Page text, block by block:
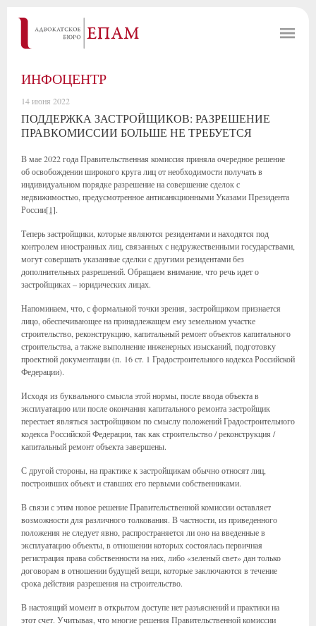
ИНФОЦЕНТР
14 июня 2022
ПОДДЕРЖКА ЗАСТРОЙЩИКОВ: РАЗРЕШЕНИЕ
ПРАВКОМИССИИ БОЛЬШЕ НЕ ТРЕБУЕТСЯ
В мае 2022 года Правительственная комиссия приняла очередное решение
об освобождении широкого круга лиц от необходимости получать в
индивидуальном порядке разрешение на совершение сделок с
недвижимостью, предусмотренное антисанкционными Указами Президента
России[1].
Теперь застройщики, которые являются резидентами и находятся под
контролем иностранных лиц, связанных с недружественными государствами,
могут совершать указанные сделки с другими резидентами без
дополнительных разрешений. Обращаем внимание, что речь идет о
застройщиках – юридических лицах.
Напоминаем, что, с формальной точки зрения, застройщиком признается
лицо, обеспечивающее на принадлежащем ему земельном участке
строительство, реконструкцию, капитальный ремонт объектов капитального
строительства, а также выполнение инженерных изысканий, подготовку
проектной документации (п. 16 ст. 1 Градостроительного кодекса Российской
Федерации).
Исходя из буквального смысла этой нормы, после ввода объекта в
эксплуатацию или после окончания капитального ремонта застройщик
перестает являться застройщиком по смыслу положений Градостроительного
кодекса Российской Федерации, так как строительство / реконструкция /
капитальный ремонт объекта завершены.
С другой стороны, на практике к застройщикам обычно относят лиц,
построивших объект и ставших его первыми собственниками.
В связи с этим новое решение Правительственной комиссии оставляет
возможности для различного толкования. В частности, из приведенного
положения не следует явно, распространяется ли оно на введенные в
эксплуатацию объекты, в отношении которых состоялась первичная
регистрация права собственности на них, либо «зеленый свет» дан только
договорам в отношении будущей вещи, которые заключаются в течение
срока действия разрешения на строительство.
В настоящий момент в открытом доступе нет разъяснений и практики на
этот счет. Учитывая, что многие решения Правительственной комиссии